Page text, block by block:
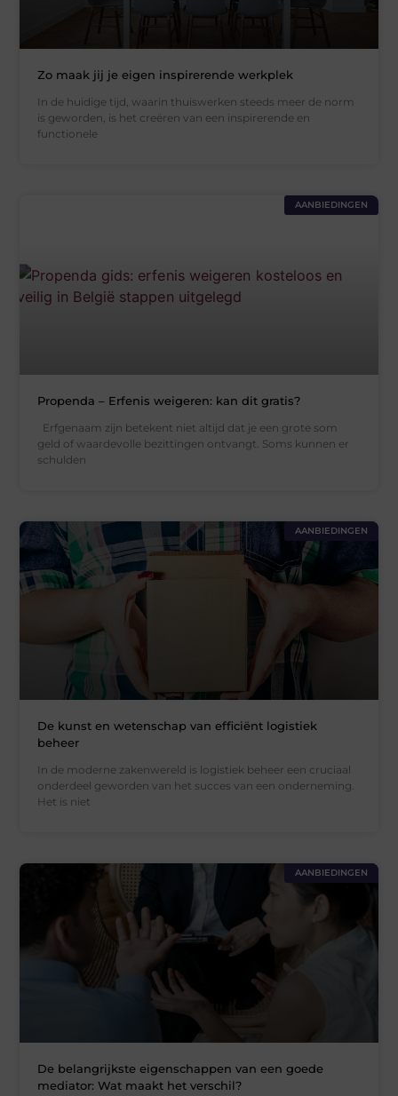
Zo maak jij je eigen inspirerende werkplek
In de huidige tijd, waarin thuiswerken steeds meer de norm
is geworden, is het creëren van een inspirerende en
functionele
AANBIEDINGEN
Propenda – Erfenis weigeren: kan dit gratis?
Erfgenaam zijn betekent niet altijd dat je een grote som
geld of waardevolle bezittingen ontvangt. Soms kunnen er
schulden
AANBIEDINGEN
De kunst en wetenschap van efficiënt logistiek
beheer
In de moderne zakenwereld is logistiek beheer een cruciaal
onderdeel geworden van het succes van een onderneming.
Het is niet
AANBIEDINGEN
De belangrijkste eigenschappen van een goede
mediator: Wat maakt het verschil?